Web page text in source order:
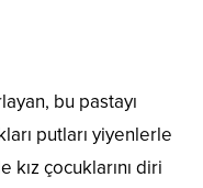
bu pastayı
putları yiyenlerle
kız çocuklarını diri